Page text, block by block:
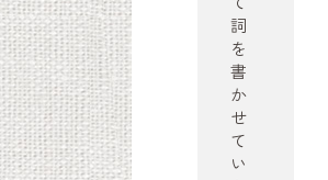
詞
を
書
か
せ
て
い